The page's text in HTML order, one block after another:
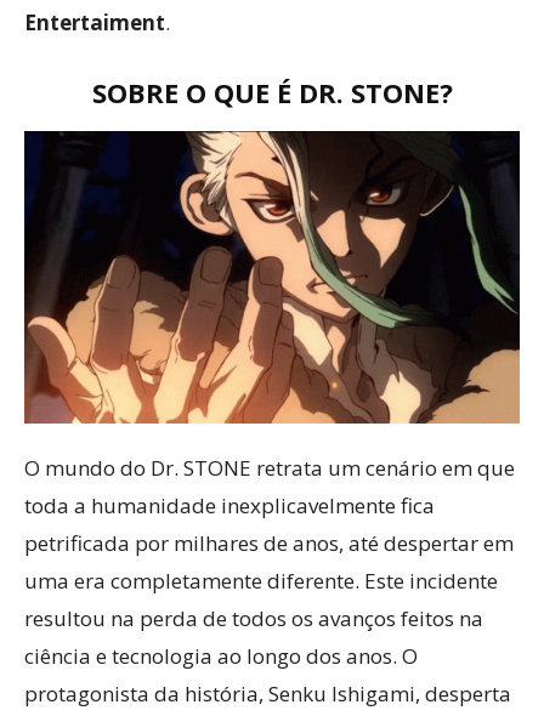
Entertaiment.
SOBRE O QUE É DR. STONE?
O mundo do Dr. STONE retrata um cenário em que
toda a humanidade inexplicavelmente fica
petrificada por milhares de anos, até despertar em
uma era completamente diferente. Este incidente
resultou na perda de todos os avanços feitos na
ciência e tecnologia ao longo dos anos. O
protagonista da história, Senku Ishigami, desperta